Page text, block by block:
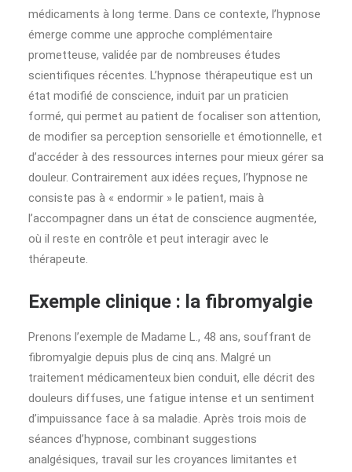
médicaments à long terme. Dans ce contexte, l’hypnose
émerge comme une approche complémentaire
prometteuse, validée par de nombreuses études
scientifiques récentes. L’hypnose thérapeutique est un
état modifié de conscience, induit par un praticien
formé, qui permet au patient de focaliser son attention,
de modifier sa perception sensorielle et émotionnelle, et
d’accéder à des ressources internes pour mieux gérer sa
douleur. Contrairement aux idées reçues, l’hypnose ne
consiste pas à « endormir » le patient, mais à
l’accompagner dans un état de conscience augmentée,
où il reste en contrôle et peut interagir avec le
thérapeute.
Exemple clinique : la fibromyalgie
Prenons l’exemple de Madame L., 48 ans, souffrant de
fibromyalgie depuis plus de cinq ans. Malgré un
traitement médicamenteux bien conduit, elle décrit des
douleurs diffuses, une fatigue intense et un sentiment
d’impuissance face à sa maladie. Après trois mois de
séances d’hypnose, combinant suggestions
analgésiques, travail sur les croyances limitantes et